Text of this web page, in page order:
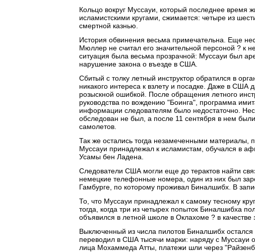
Кольцо вокруг Муссауи, который последнее время
исламистскими кругами, сжимается: четыре из
смертной казнью.
История обвинения весьма примечательна. Еще
Мюллер не считал его значительной персоной ? к
ситуация была весьма прозрачной: Муссауи был
нарушение закона о въезде в США.
Сбитый с толку летный инструктор обратился в
никакого интереса к взлету и посадке. Даже в
розыскной ошибкой. После обращения летного
руководства по вождению "Боинга", программа
информации следователям было недостаточно.
обследован не был, а после 11 сентября в нем
самолетов.
Так же остались тогда незамеченными
Муссауи принадлежал к исламистам, обучался в
Усамы бен Ладена.
Следователи США могли еще до терактов найти
немецкие телефонные номера, один из них был
Гамбурге, по которому проживал Биналшибх. В
То, что Муссауи принадлежал к самому тесному
тогда, когда три из четырех попыток Биналшибха
объявился в летной школе в Оклахоме ? в качестве
Выключенный из числа пилотов Биналшибх
переводил в США тысячи марки: наряду с Муссауи
лица Мохаммеда Атты, платежи шли через